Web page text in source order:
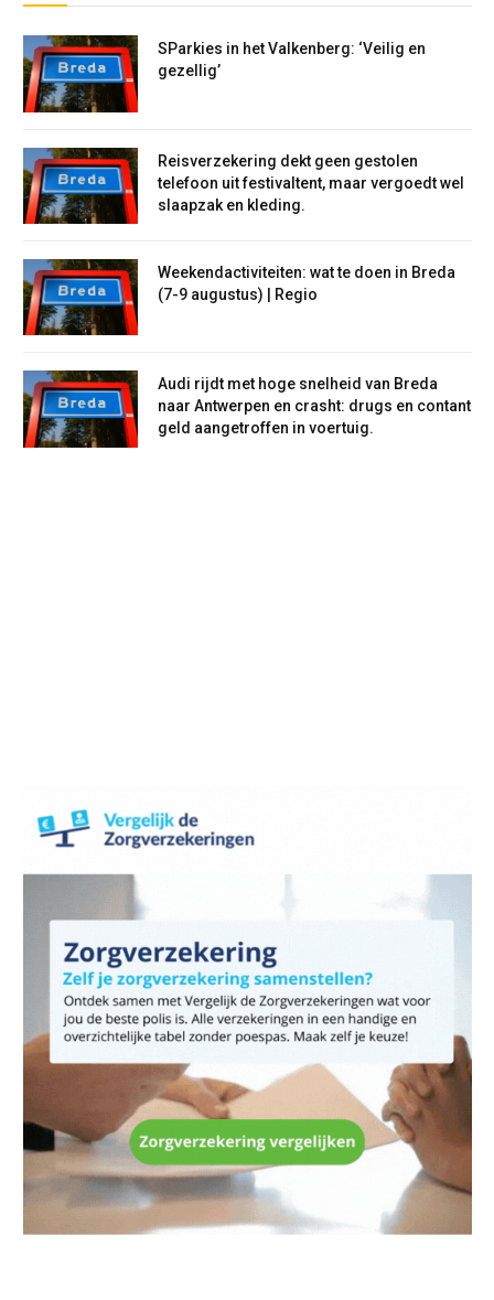
SParkies in het Valkenberg: ‘Veilig en
gezellig’
Reisverzekering dekt geen gestolen
telefoon uit festivaltent, maar vergoedt wel
slaapzak en kleding.
Weekendactiviteiten: wat te doen in Breda
(7-9 augustus) | Regio
Audi rijdt met hoge snelheid van Breda
naar Antwerpen en crasht: drugs en contant
geld aangetroffen in voertuig.